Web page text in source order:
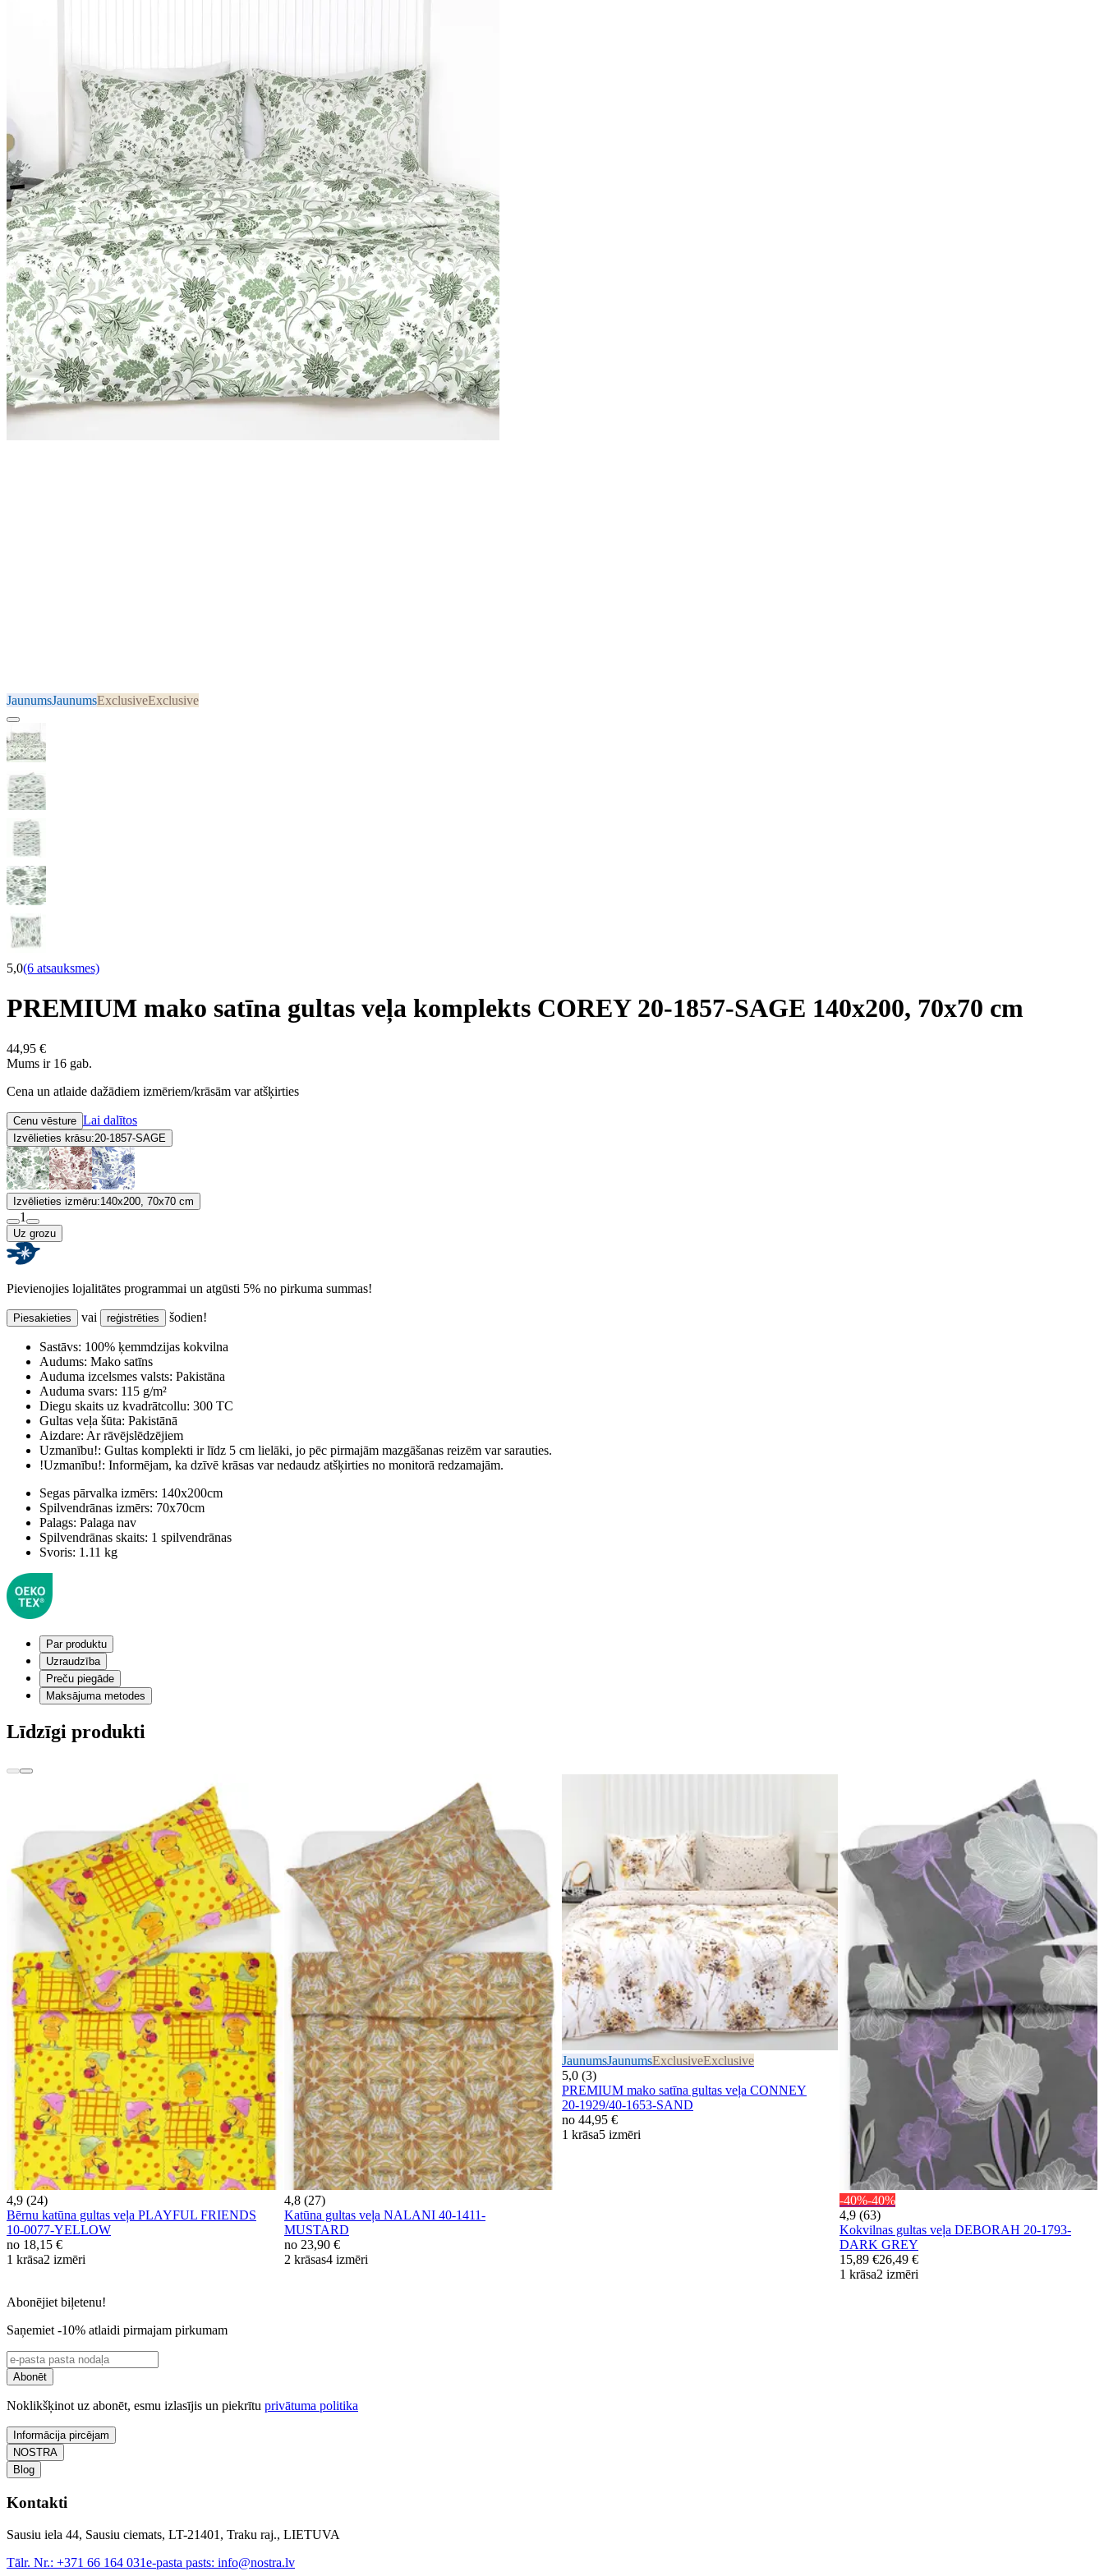
JaunumsJaunumsExclusiveExclusive
5,0(6 atsauksmes)
PREMIUM mako satīna gultas veļa komplekts COREY 20-1857-SAGE 140x200, 70x70 cm
44,95 €
Mums ir 16 gab.
Cena un atlaide dažādiem izmēriem/krāsām var atšķirties
Cenu vēsture Lai dalītos
Izvēlieties krāsu:20-1857-SAGE
Izvēlieties izmēru:140x200, 70x70 cm
1
Uz grozu
Pievienojies lojalitātes programmai un atgūsti 5% no pirkuma summas!
Piesakieties vai reģistrēties šodien!
Sastāvs: 100% ķemmdzijas kokvilna
Audums: Mako satīns
Auduma izcelsmes valsts: Pakistāna
Auduma svars: 115 g/m²
Diegu skaits uz kvadrātcollu: 300 TC
Gultas veļa šūta: Pakistānā
Aizdare: Ar rāvējslēdzējiem
Uzmanību!: Gultas komplekti ir līdz 5 cm lielāki, jo pēc pirmajām mazgāšanas reizēm var sarauties.
!Uzmanību!: Informējam, ka dzīvē krāsas var nedaudz atšķirties no monitorā redzamajām.
Segas pārvalka izmērs: 140x200cm
Spilvendrānas izmērs: 70x70cm
Palags: Palaga nav
Spilvendrānas skaits: 1 spilvendrānas
Svoris: 1.11 kg
Par produktu
Uzraudzība
Preču piegāde
Maksājuma metodes
Līdzīgi produkti
4,9 (24)
Bērnu katūna gultas veļa PLAYFUL FRIENDS
10-0077-YELLOW
no 18,15 €
1 krāsa2 izmēri
4,8 (27)
Katūna gultas veļa NALANI 40-1411-
MUSTARD
no 23,90 €
2 krāsas4 izmēri
JaunumsJaunumsExclusiveExclusive
5,0 (3)
PREMIUM mako satīna gultas veļa CONNEY
20-1929/40-1653-SAND
no 44,95 €
1 krāsa5 izmēri
-40%-40%
4,9 (63)
Kokvilnas gultas veļa DEBORAH 20-1793-
DARK GREY
15,89 €26,49 €
1 krāsa2 izmēri
Abonējiet biļetenu!
Saņemiet -10% atlaidi pirmajam pirkumam
Abonēt
Noklikšķinot uz abonēt, esmu izlasījis un piekrītu privātuma politika
Informācija pircējam
NOSTRA
Blog
Kontakti
Sausiu iela 44, Sausiu ciemats, LT-21401, Traku raj., LIETUVA
Tālr. Nr.: +371 66 164 031e-pasta pasts: info@nostra.lv